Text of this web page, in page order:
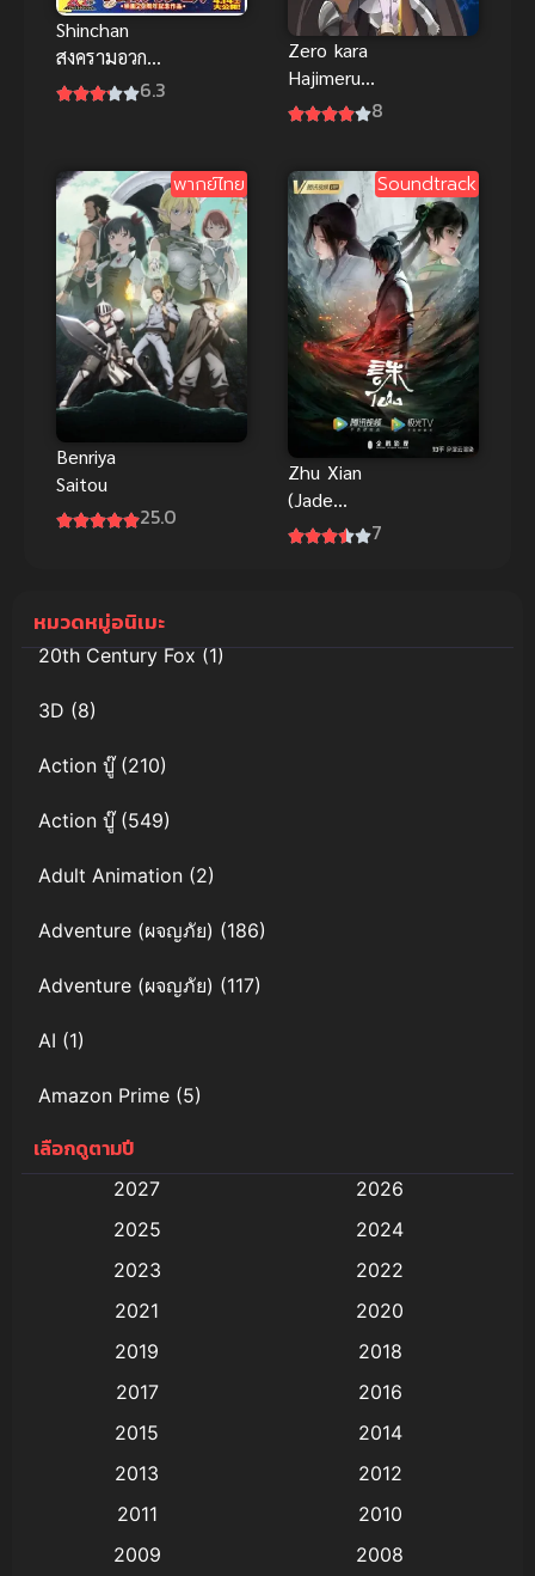
Shinchan
สงครามอวกาศ
เจ้าหญิงฮิมา
เมะสนุกน่าดู
6.3
Zero kara
Hajimeru
Mahou no
พลิกโลก ภาค
1
8
พากย์ไทย
Benriya
Saitou
25.0
Soundtrack
Zhu Xian
(Jade
Dynasty) จู7
หมวดหมู่อนิเมะ
20th Century Fox(1)
3D (8)
Action บู๊(210)
Action บู๊(549)
Adult Animation (2)
Adventure (ผจญภัย) (186)
Adventure (ผจญภัย) (117)
AI (1)
Amazon Prime (5)
Anal (ประตูหลัง)
Animation การ์ตูน
Animation อนิเมะ
Animation แอนิเมชัน
(9)
เลือกดูตามปี
2027
2026
2025
2024
2023
2022
2021
2020
2019
2018
2017
2016
2015
2014
2013
2012
2011
2010
2009
2008